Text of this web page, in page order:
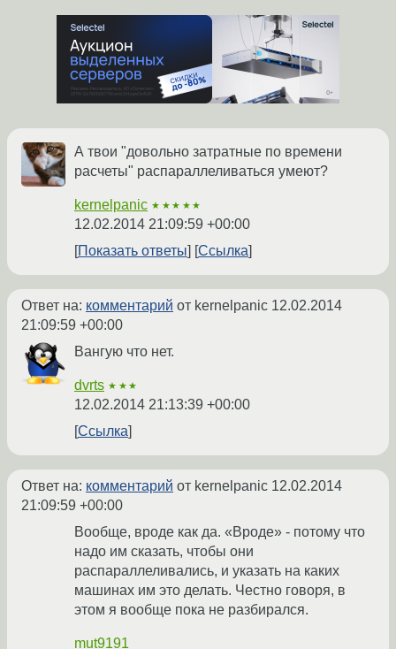
А твои "довольно затратные по времени
расчеты" распараллеливаться умеют?
kernelpanic ★★★★★
12.02.2014 21:09:59 +00:00
Показать ответы
Ссылка
Ответ на: комментарий от kernelpanic 12.02.2014
21:09:59 +00:00
Вангую что нет.
dvrts ★★★
12.02.2014 21:13:39 +00:00
Ссылка
Ответ на: комментарий от kernelpanic 12.02.2014
21:09:59 +00:00
Вообще, вроде как да. «Вроде» - потому что
надо им сказать, чтобы они
распараллеливались, и указать на каких
машинах им это делать. Честно говоря, в
этом я вообще пока не разбирался.
mut9191